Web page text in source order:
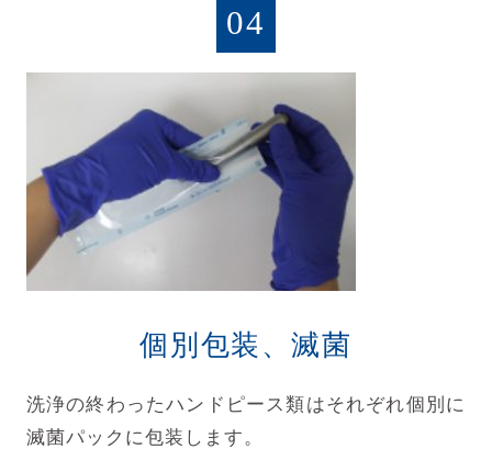
04
個別包装、滅菌
洗浄の終わったハンドピース類はそれぞれ個別に
滅菌パックに包装します。